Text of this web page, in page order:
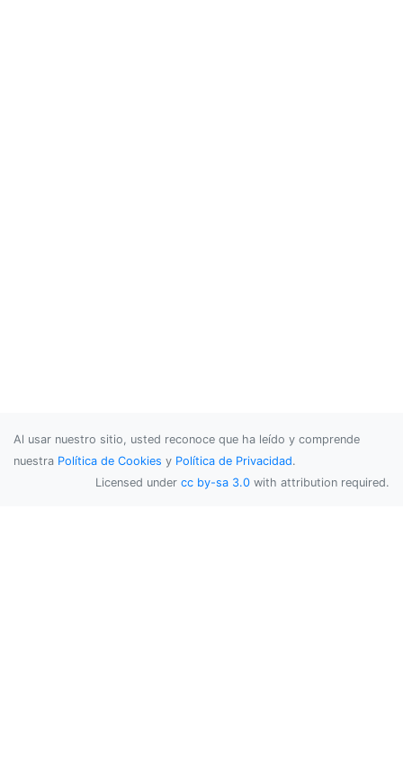
Al usar nuestro sitio, usted reconoce que ha leído y comprende
nuestra Política de Cookies y Política de Privacidad.
Licensed under cc by-sa 3.0 with attribution required.